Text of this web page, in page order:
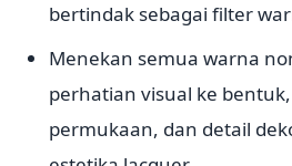
bertindak sebagai filter
Menekan semua warna
perhatian visual ke
permukaan, dan detail